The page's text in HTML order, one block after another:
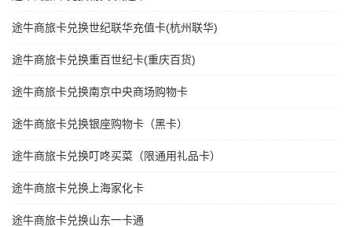
途牛商旅卡兑换世纪联华充值卡(杭州联华)
途牛商旅卡兑换重百世纪卡(重庆百货)
途牛商旅卡兑换南京中央商场购物卡
途牛商旅卡兑换银座购物卡（黑卡）
途牛商旅卡兑换叮咚买菜（限通用礼品卡）
途牛商旅卡兑换上海家化卡
途牛商旅卡兑换山东一卡通